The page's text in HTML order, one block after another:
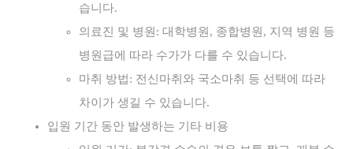
습니다.
의료진 및 병원: 대학병원, 종합병원, 지역 병원 등
병원급에 따라 수가가 다를 수 있습니다.
마취 방법: 전신마취와 국소마취 등 선택에 따라
차이가 생길 수 있습니다.
입원 기간 동안 발생하는 기타 비용